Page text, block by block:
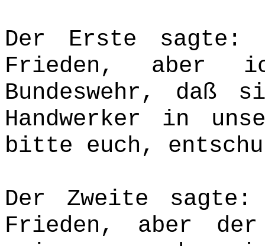
Der Erste
Frieden, aber
Bundeswehr, daß
Handwerker in
bitte euch,
Der Zweite
Frieden, aber der